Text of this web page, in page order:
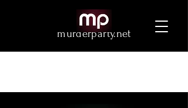
murderparty.net